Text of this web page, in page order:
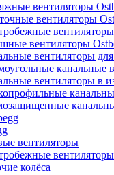
вентиляторы
вентиляторы
вентиляторы
вентиляторы
канальные
вентиляторы в
вентиляторы
вентиляторы
колёса